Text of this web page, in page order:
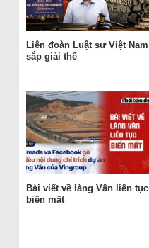
Liên đoàn Luật sư Việt Nam
sắp giải thể
Bài viết về làng Vân liên tục
biến mất